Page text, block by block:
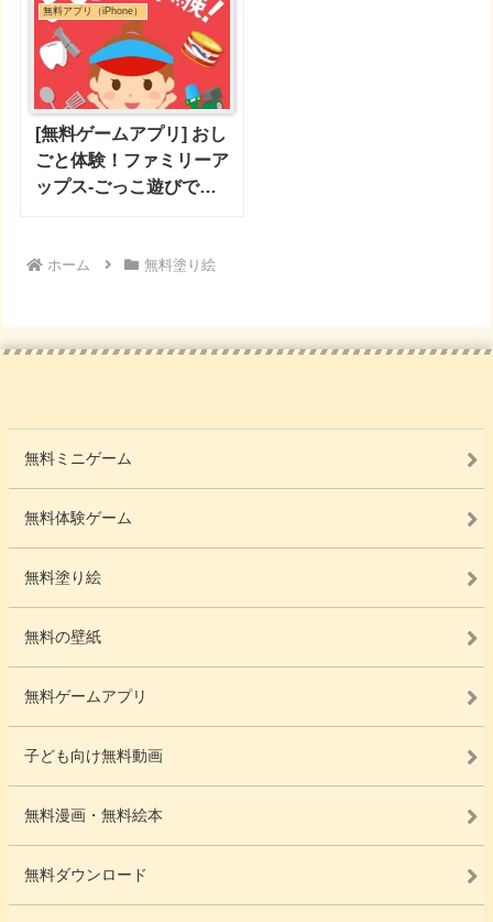
無料アプリ（iPhone）
[無料ゲームアプリ] おし
ごと体験！ファミリーア
ップス-ごっこ遊びでこ
ホーム 無料塗り絵
無料ミニゲーム
無料体験ゲーム
無料塗り絵
無料の壁紙
無料ゲームアプリ
子ども向け無料動画
無料漫画・無料絵本
無料ダウンロード